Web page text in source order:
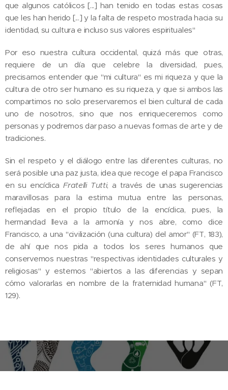
que algunos católicos [...] han tenido en todas estas cosas
que les han herido [...] y la falta de respeto mostrada hacia su
identidad, su cultura e incluso sus valores espirituales"
Por eso nuestra cultura occidental, quizá más que otras,
requiere de un día que celebre la diversidad, pues,
precisamos entender que "mi cultura" es mi riqueza y que la
cultura de otro ser humano es su riqueza, y que si ambos las
compartimos no solo preservaremos el bien cultural de cada
uno de nosotros, sino que nos enriqueceremos como
personas y podremos dar paso a nuevas formas de arte y de
tradiciones.
Sin el respeto y el diálogo entre las diferentes culturas, no
será posible una paz justa, idea que recoge el papa Francisco
en su encíclicaFratelli Tutti, a través de unas sugerencias
maravillosas para la estima mutua entre las personas,
reflejadas en el propio título de la encíclica, pues, la
hermandad lleva a la armonía y nos abre, como dice
Francisco, a una "civilización (una cultura) del amor" (FT, 183),
de ahí que nos pida a todos los seres humanos que
conservemos nuestras "respectivas identidades culturales y
religiosas" y estemos "abiertos a las diferencias y sepan
cómo valorarlas en nombre de la fraternidad humana" (FT,
129).